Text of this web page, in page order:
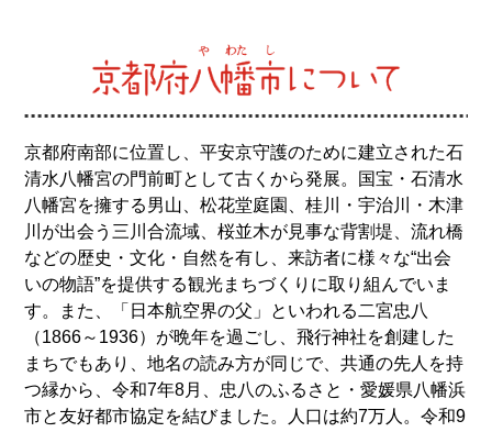
京都府南部に位置し、平安京守護のために建立された石
清水八幡宮の門前町として古くから発展。国宝・石清水
八幡宮を擁する男山、松花堂庭園、桂川・宇治川・木津
川が出会う三川合流域、桜並木が見事な背割堤、流れ橋
などの歴史・文化・自然を有し、来訪者に様々な“出会
いの物語”を提供する観光まちづくりに取り組んでいま
す。また、「日本航空界の父」といわれる二宮忠八
（1866～1936）が晩年を過ごし、飛行神社を創建した
まちでもあり、地名の読み方が同じで、共通の先人を持
つ縁から、令和7年8月、忠八のふるさと・愛媛県八幡浜
市と友好都市協定を結びました。人口は約7万人。令和9